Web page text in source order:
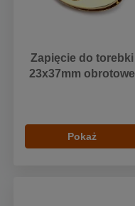
Zapięcie do torebki
23x37mm obrotowe
Pokaż